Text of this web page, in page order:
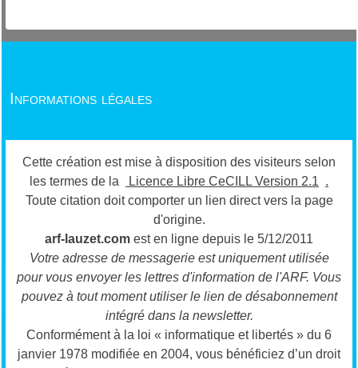
Informations légales
Cette création est mise à disposition des visiteurs selon
les termes de la
Licence Libre CeCILL Version 2.1 .
Toute citation doit comporter un lien direct vers la page
d'origine.
arf-lauzet.com est en ligne depuis le 5/12/2011
Votre adresse de messagerie est uniquement utilisée
pour vous envoyer les lettres d'information de l'ARF. Vous
pouvez à tout moment utiliser le lien de désabonnement
intégré dans la newsletter.
Conformément à la loi « informatique et libertés » du 6
janvier 1978 modifiée en 2004, vous bénéficiez d’un droit